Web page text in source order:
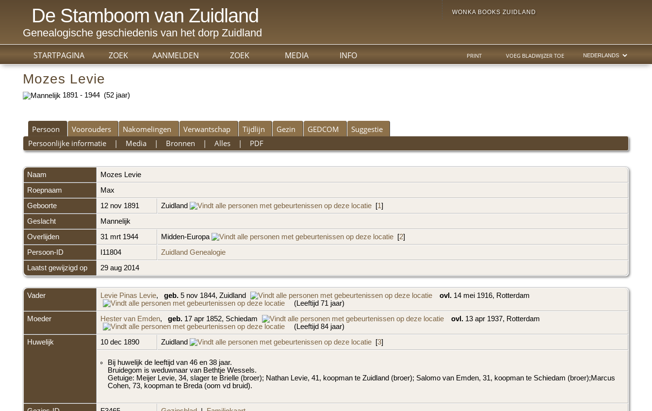
De Stamboom van Zuidland
Genealogische geschiedenis van het dorp Zuidland
WONKA BOOKS ZUIDLAND
ZOEK MEDIA INFO
STARTPAGINA ZOEK AANMELDEN PRINT VOEG BLADWIJZER TOE
Mozes Levie
1891 - 1944 (52 jaar)
Persoon Voorouders Nakomelingen Verwantschap Tijdlijn Gezin GEDCOM
Suggestie
Persoonlijke informatie | Media | Bronnen |Alles | PDF
Naam Mozes Levie
Roepnaam
Max
Geboorte
12 nov 1891 Zuidland [1]
Geslacht
Mannelijk
Overlijden
31 mrt 1944 Midden-Europa [2]
Persoon-ID
I11804
Zuidland Genealogie
Laatst gewijzigd op
29 aug 2014
Vader Levie Pinas Levie, geb. 5 nov 1844, Zuidland ovl. 14 mei 1916, Rotterdam
(Leeftijd 71 jaar)
Moeder
Hester van Emden, geb. 17 apr 1852, Schiedam ovl. 13 apr 1937, Rotterdam
(Leeftijd 84 jaar)
Huwelijk
10 dec 1890 Zuidland [3]
Bij huwelijk de leeftijd van 46 en 38 jaar.
Bruidegom is weduwnaar van Bethtje Wessels.
Getuige: Meijer Levie, 34, slager te Brielle (broer); Nathan Levie, 41, koopman te Zuidland (broer); Salomo van Emden, 31, koopman te Schiedam (broer);Marcus
Cohen, 73, koopman te Breda (oom vd bruid).